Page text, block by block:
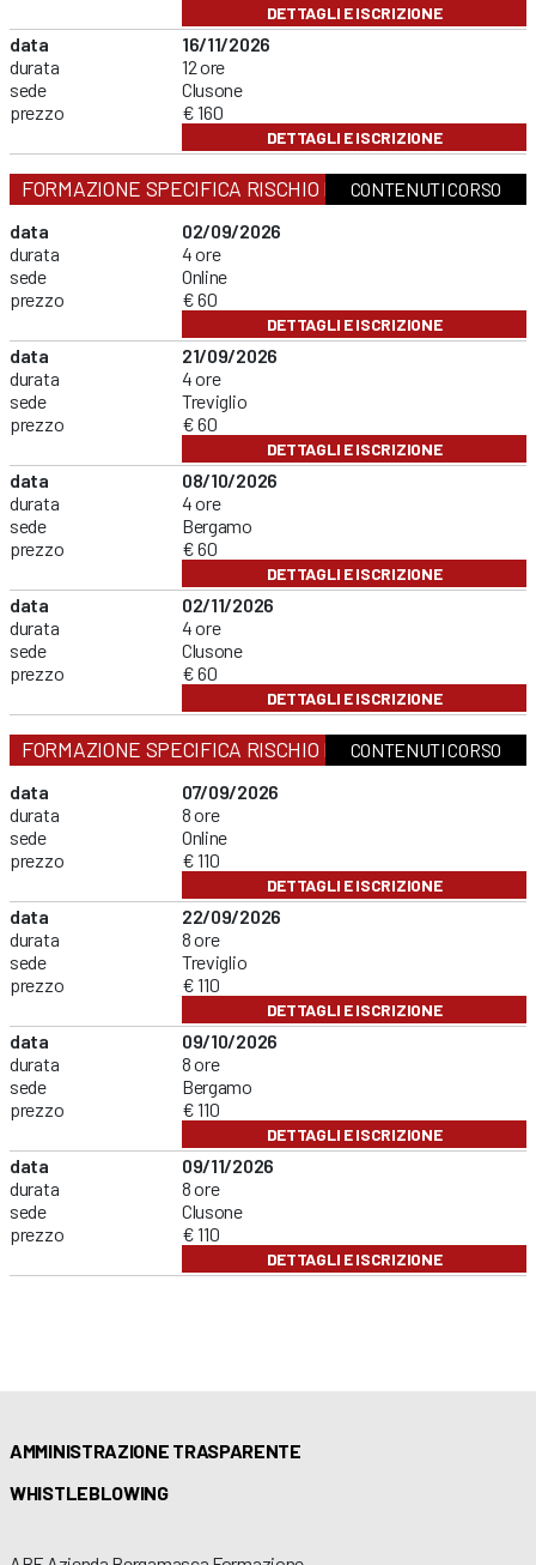
DETTAGLI E ISCRIZIONE
data
durata
sede
prezzo
16/11/2026
12 ore
Clusone
€ 160
DETTAGLI E ISCRIZIONE
FORMAZIONE SPECIFICA RISCHIO BASSOCONTENUTI CORSO
data
durata
sede
prezzo
02/09/2026
4 ore
Online
€ 60
DETTAGLI E ISCRIZIONE
data
durata
sede
prezzo
21/09/2026
4 ore
Treviglio
€ 60
DETTAGLI E ISCRIZIONE
data
durata
sede
prezzo
08/10/2026
4 ore
Bergamo
€ 60
DETTAGLI E ISCRIZIONE
data
durata
sede
prezzo
02/11/2026
4 ore
Clusone
€ 60
DETTAGLI E ISCRIZIONE
FORMAZIONE SPECIFICA RISCHIO MEDIOCONTENUTI CORSO
data
durata
sede
prezzo
07/09/2026
8 ore
Online
€ 110
DETTAGLI E ISCRIZIONE
data
durata
sede
prezzo
22/09/2026
8 ore
Treviglio
€ 110
DETTAGLI E ISCRIZIONE
data
durata
sede
prezzo
09/10/2026
8 ore
Bergamo
€ 110
DETTAGLI E ISCRIZIONE
data
durata
sede
prezzo
09/11/2026
8 ore
Clusone
€ 110
DETTAGLI E ISCRIZIONE
AMMINISTRAZIONE TRASPARENTE
WHISTLEBLOWING